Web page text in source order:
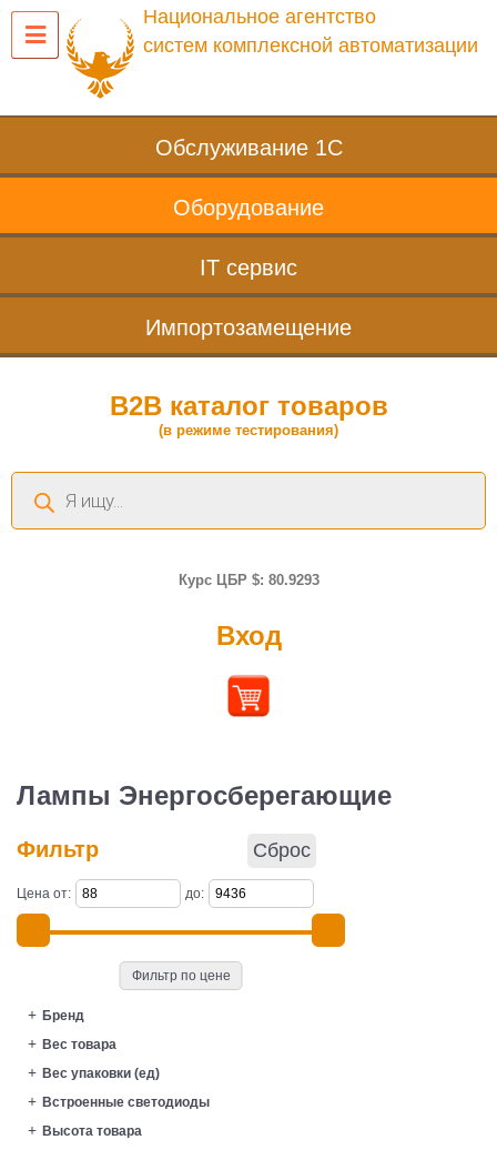
Национальное агентство
систем комплексной автоматизации
Обслуживание 1С
Оборудование
IT сервис
Импортозамещение
B2B каталог товаров
(в режиме тестирования)
Поиск
товаров
Курс ЦБР $: 80.9293
Вход
Лампы Энергосберегающие
Фильтр Сброс
Цена от: до:
Фильтр по цене
Бренд
Вес товара
Вес упаковки (ед)
Встроенные светодиоды
Высота товара